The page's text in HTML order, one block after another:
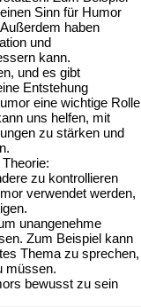
Sinn für Humor
haben
und
kann.
und es gibt
Entstehung
eine wichtige Rolle
uns helfen, mit
zu stärken und
zu kontrollieren
verwendet werden,
unangenehme
Zum Beispiel kann
Thema zu sprechen,
müssen.
bewusst zu sein